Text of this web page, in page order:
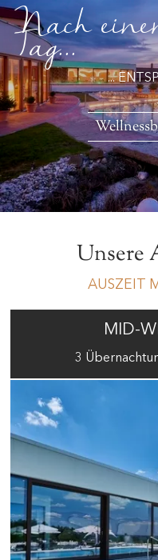
Nach
Tag...
...
Unsere
AUSZEIT
MID-
3